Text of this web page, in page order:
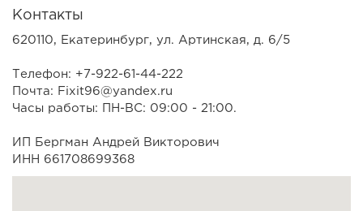
Контакты
620110, Екатеринбург, ул. Артинская, д. 6/5
Телефон: +7-922-61-44-222
Почта: Fixit96@yandex.ru
Часы работы: ПН-ВС: 09:00 - 21:00.
ИП Бергман Андрей Викторович
ИНН 661708699368